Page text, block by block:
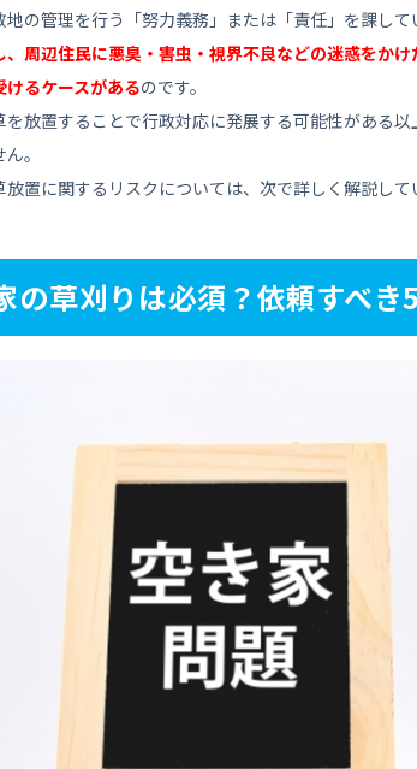
地の管理を行う「努力義務」または「責任」を課して
、周辺住民に悪臭・害虫・視界不良などの迷惑をか
けるケースがあるのです。
を放置することで行政対応に発展する可能性がある
。
置に関するリスクについては、次で詳しく解説して
の草刈りは必須？依頼すべき